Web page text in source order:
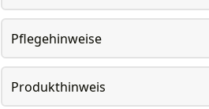
Pflegehinweise
Produkthinweis